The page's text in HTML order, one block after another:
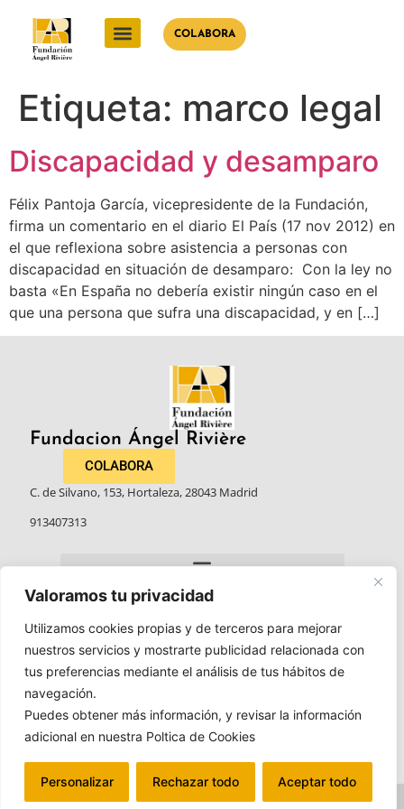
Valoramos tu privacidad
Utilizamos cookies propias y de terceros para mejorar
nuestros servicios y mostrarte publicidad relacionada con
tus preferencias mediante el análisis de tus hábitos de
navegación.
Puedes obtener más información, y revisar la información
adicional en nuestra Poltica de Cookies
Personalizar Rechazar todo Aceptar todo
COLABORA
Etiqueta: marco legal
Discapacidad y desamparo
Félix Pantoja García, vicepresidente de la Fundación,
firma un comentario en el diario El País (17 nov 2012) en
el que reflexiona sobre asistencia a personas con
discapacidad en situación de desamparo: Con la ley no
basta «En España no debería existir ningún caso en el
que una persona que sufra una discapacidad, y en […]
Fundacion Ángel Rivière​
COLABORA
C. de Silvano, 153, Hortaleza, 28043 Madrid
913407313
Politica de privacidadAviso legal